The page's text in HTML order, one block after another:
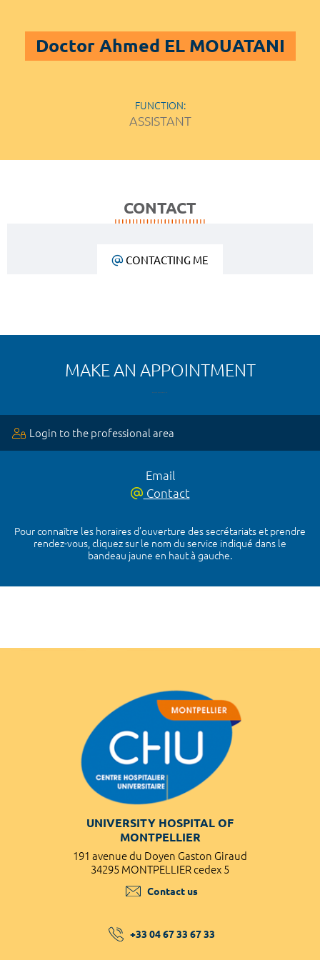
Doctor Ahmed EL MOUATANI
FUNCTION:
ASSISTANT
CONTACT
CONTACTING ME
MAKE AN APPOINTMENT
Login to the professional area
Email
Contact
Pour connaître les horaires d’ouverture des secrétariats et prendre
rendez-vous, cliquez sur le nom du service indiqué dans le
bandeau jaune en haut à gauche.
UNIVERSITY HOSPITAL OF
MONTPELLIER
191 avenue du Doyen Gaston Giraud
34295 MONTPELLIER cedex 5
Contact us
+33 04 67 33 67 33